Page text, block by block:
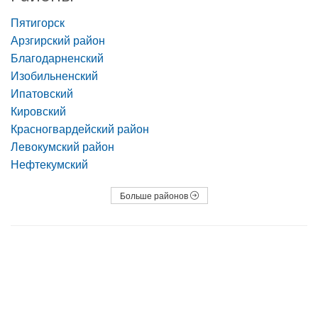
Пятигорск
Арзгирский район
Благодарненский
Изобильненский
Ипатовский
Кировский
Красногвардейский район
Левокумский район
Нефтекумский
Больше районов